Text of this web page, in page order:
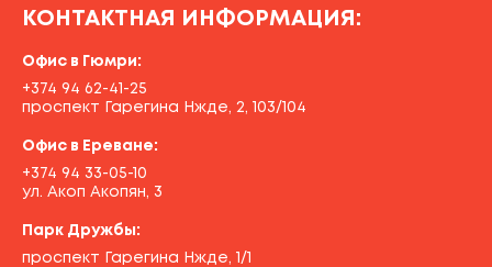
КОНТАКТНАЯ ИНФОРМАЦИЯ:
Офис в Гюмри:
+374 94 62-41-25
проспект Гарегина Нжде, 2, 103/104
Офис в Ереване:
+374 94 33-05-10
ул. Акоп Акопян, 3
Парк Дружбы:
проспект Гарегина Нжде, 1/1